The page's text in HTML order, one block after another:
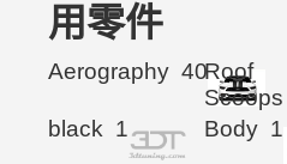
用零件
Aerography 40Roof
Scoops
black 1 Body 1